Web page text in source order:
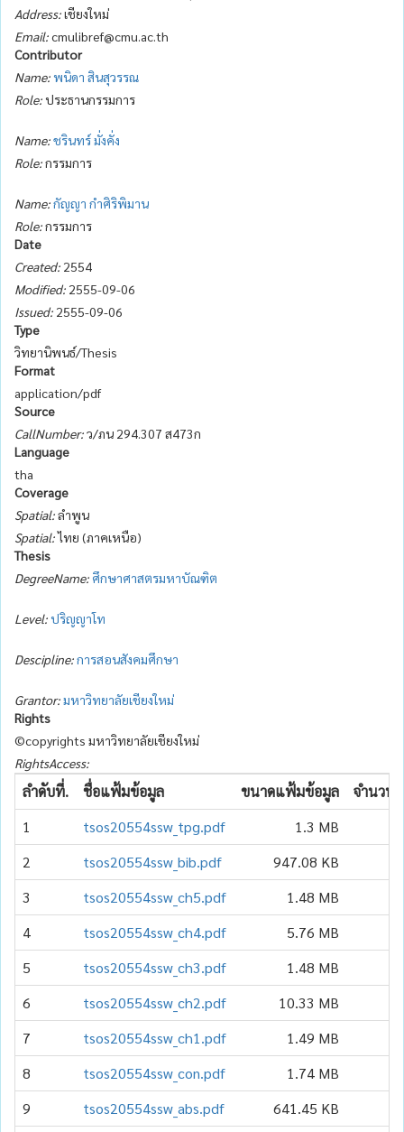
Address:เชียงใหม่
Email:cmulibref@cmu.ac.th
Contributor
Name:พนิดา สินสุวรรณ
Role:ประธานกรรมการ
Name:ชรินทร์ มั่งคั่ง
Role:กรรมการ
Name:กัญญา กำศิริพิมาน
Role:กรรมการ
Date
Created: 2554
Modified: 2555-09-06
Issued: 2555-09-06
Type
วิทยานิพนธ์/Thesis
Format
application/pdf
Source
CallNumber:ว/ภน 294.307 ส473ก
Language
tha
Coverage
Spatial:ลำพูน
Spatial:ไทย (ภาคเหนือ)
Thesis
DegreeName: ศึกษาศาสตรมหาบัณฑิต
Level:ปริญญาโท
Descipline:การสอนสังคมศึกษา
Grantor:มหาวิทยาลัยเชียงใหม่
Rights
©copyrights มหาวิทยาลัยเชียงใหม่
RightsAccess:
ลำดับที่. ชื่อแฟ้มข้อมูล ขนาดแฟ้มข้อมูล
จำนวนเ
1
tsos20554ssw_tpg.pdf
1.3 MB
2
tsos20554ssw_bib.pdf
947.08 KB
3
tsos20554ssw_ch5.pdf
1.48 MB
4
tsos20554ssw_ch4.pdf
5.76 MB
5
tsos20554ssw_ch3.pdf
1.48 MB
6
tsos20554ssw_ch2.pdf
10.33 MB
7
tsos20554ssw_ch1.pdf
1.49 MB
8
tsos20554ssw_con.pdf
1.74 MB
9
tsos20554ssw_abs.pdf
641.45 KB